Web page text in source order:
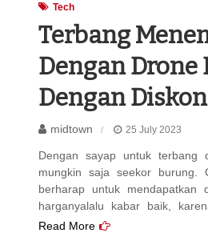
Tech
Terbang
Dengan Drone
Dengan
midtown 25 July 2023
Dengan sayap untuk terbang
mungkin saja seekor burung.
berharap untuk mendapatkan
harganyalalu kabar baik,
Read More